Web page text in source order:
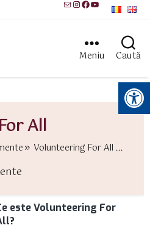
MailInstagram
Facebook
YouTube
Meniu Caută
Instrumente pentru accesibilitate
All
Volunteering For All ...
este Volunteering For